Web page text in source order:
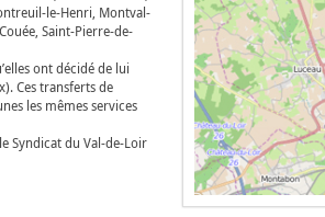
le-Henri, Montval-
Saint-Pierre-de-
ont décidé de lui
Ces transferts de
les mêmes services
Syndicat du Val-de-Loir